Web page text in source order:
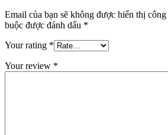
Email của bạn sẽ không được hiển thị
buộc được đánh dấu *
Your rating *
Your review *